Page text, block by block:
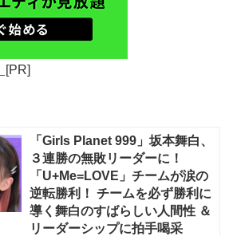
[PR]
「Girls Planet 999」坂本舞白、
３連勝の無敗リーダーに！
「U+Me=LOVE」チームが涙の
逆転勝利！ チームを必ず勝利に
導く舞白のすばらしい人間性 ＆
リーダーシップに拍手喝采